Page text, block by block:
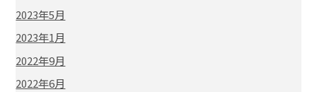
2023年5月
2023年1月
2022年9月
2022年6月